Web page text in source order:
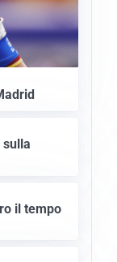
sulla
il tempo